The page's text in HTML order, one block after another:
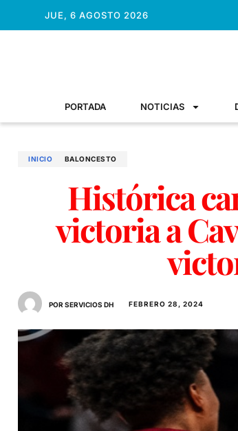
JUE, 6 AGOSTO 2026
PORTADA NOTICIAS
INICIO BALONCESTO
Histórica
victoria a
POR SERVICIOS DH FEBRERO 28, 2024